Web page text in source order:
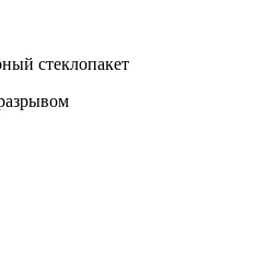
стеклопакет